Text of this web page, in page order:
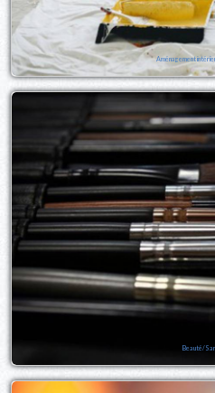
Aménagement
Beauté/